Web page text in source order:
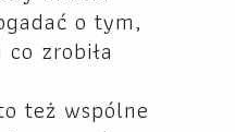
o tym,
zrobiła
też wspólne